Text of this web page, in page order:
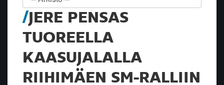
JERE PENSAS
TUOREELLA
KAASUJALALLA
RIIHIMÄEN SM-RALLIIN